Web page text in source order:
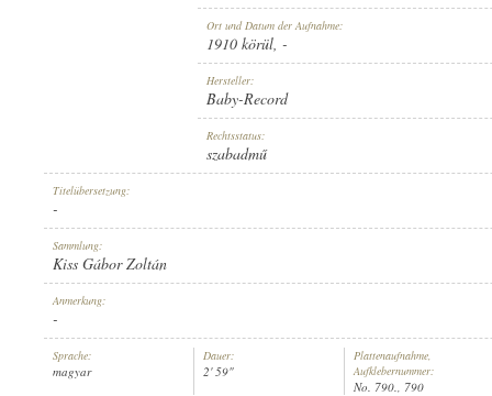
PLATTENAUFNAHME:
Ort und Datum der Aufnahme:
1910 körül, -
Hersteller:
Baby-Record
Rechtsstatus:
szabadmű
Titelübersetzung:
-
Sammlung:
Kiss Gábor Zoltán
Anmerkung:
-
Sprache:
magyar
Dauer:
2' 59"
Plattenaufnahme,
Aufklebernummer:
No. 790., 790